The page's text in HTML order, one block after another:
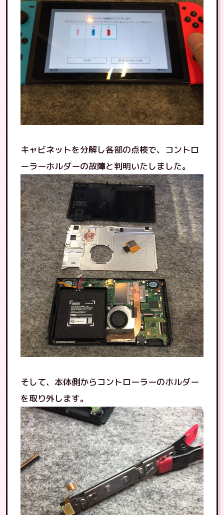
キャビネットを分解し各部の点検で、コントロ
ーラーホルダーの故障と判明いたしました。
そして、本体側からコントローラーのホルダー
を取り外します。